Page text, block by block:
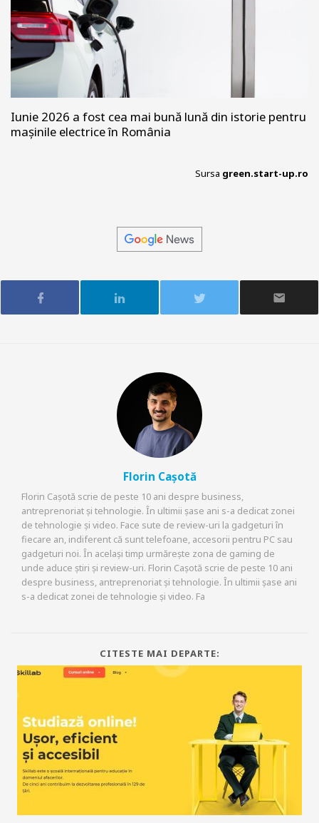
Iunie 2026 a fost cea mai bună lună din istorie pentru
mașinile electrice în România
Sursa green.start-up.ro
Florin Cașotă
Florin Cașotă scrie de peste 10 ani despre business,
antreprenoriat și tehnologie. În ultimii șase ani s-a dedicat zonei
de tehnologie și video. Face sute de review-uri la gadgeturi în
fiecare an, indiferent că sunt telefoane, accesorii pentru PC sau
gadgeturi noi. În același timp urmărește zona de gaming de
unde aduce știri și review-uri. Florin Cașotă scrie de peste 10 ani
despre business, antreprenoriat și tehnologie. În ultimii șase ani
s-a dedicat zonei de tehnologie și video. Fa
CITESTE MAI DEPARTE: